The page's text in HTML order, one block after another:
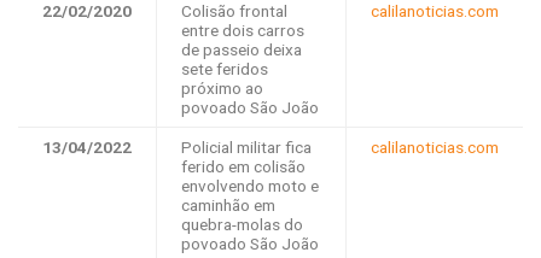
22/02/2020
Colisão frontal
entre dois carros
de passeio deixa
sete feridos
próximo ao
povoado São João
calilanoticias.com
13/04/2022
Policial militar fica
ferido em colisão
envolvendo moto e
caminhão em
quebra-molas do
povoado São João
calilanoticias.com